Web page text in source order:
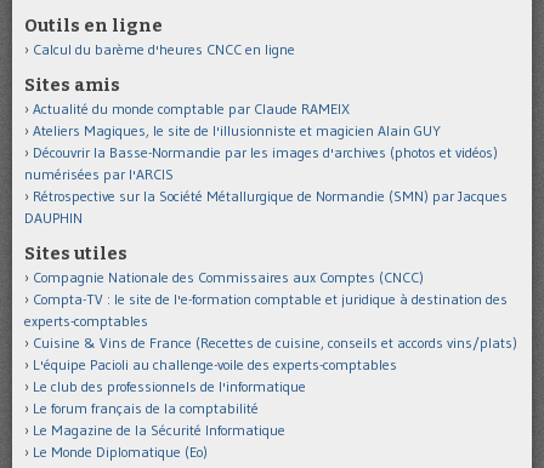
Outils en ligne
Calcul du barème d'heures CNCC en ligne
Sites amis
Actualité du monde comptable par Claude RAMEIX
Ateliers Magiques, le site de l'illusionniste et magicien Alain GUY
Découvrir la Basse-Normandie par les images d'archives (photos et vidéos)
numérisées par l'ARCIS
Rétrospective sur la Société Métallurgique de Normandie (SMN) par Jacques
DAUPHIN
Sites utiles
Compagnie Nationale des Commissaires aux Comptes (CNCC)
Compta-TV : le site de l'e-formation comptable et juridique à destination des
experts-comptables
Cuisine & Vins de France (Recettes de cuisine, conseils et accords vins/plats)
L'équipe Pacioli au challenge-voile des experts-comptables
Le club des professionnels de l'informatique
Le forum français de la comptabilité
Le Magazine de la Sécurité Informatique
Le Monde Diplomatique (Eo)